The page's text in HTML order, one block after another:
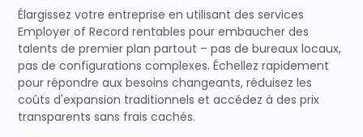
Élargissez votre entreprise en utilisant des services
Employer of Record rentables pour embaucher des
talents de premier plan partout – pas de bureaux locaux,
pas de configurations complexes. Échellez rapidement
pour répondre aux besoins changeants, réduisez les
coûts d'expansion traditionnels et accédez à des prix
transparents sans frais cachés.